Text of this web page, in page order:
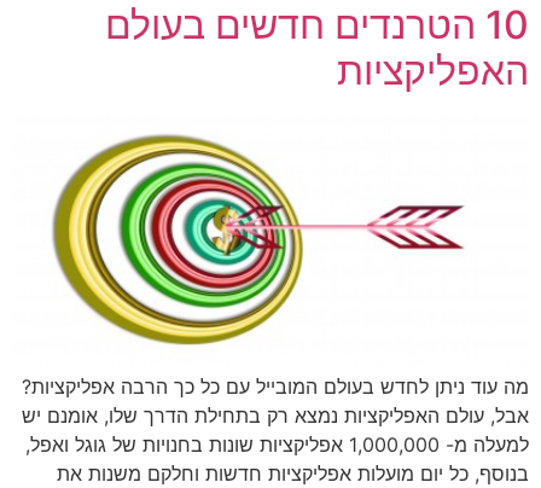
10 הטרנדים חדשים בעולם
האפליקציות
מה עוד ניתן לחדש בעולם המובייל עם כל כך הרבה אפליקציות?
אבל, עולם האפליקציות נמצא רק בתחילת הדרך שלו, אומנם יש
למעלה מ- 1,000,000 אפליקציות שונות בחנויות של גוגל ואפל,
בנוסף, כל יום מועלות אפליקציות חדשות וחלקם משנות את